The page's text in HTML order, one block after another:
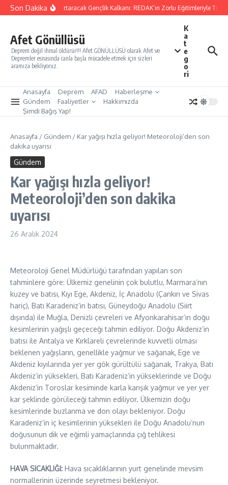
İçeriğe atla
Son DakikaYarınları Kurtaracak Gençlik Kalkanı: REDAK’ın Zorlu Eğitimleriyle
Afet Gönüllüsü
Deprem değil ihmal öldürür!!! Afet GÖNÜLLÜSÜ olarak Afet ve
Depremler esnasında canla başla mücadele etmek için sizleri
aramıza bekliyoruz.
K
a
t
e
g
o
ri
Anasayfa Deprem AFAD
Haberleşme
Gündem
Faaliyetler
Hakkımızda
Şimdi Bağış Yap!
Anasayfa / Gündem / Kar yağışı hızla geliyor! Meteoroloji’den son
dakika uyarısı
Gündem
Kar yağışı hızla geliyor!
Meteoroloji’den son dakika
uyarısı
26 Aralık 2024
Meteoroloji Genel Müdürlüğü tarafından yapılan son
tahminlere göre: Ülkemiz genelinin çok bulutlu, Marmara’nın
kuzey ve batısı, Kıyı Ege, Akdeniz, İç Anadolu (Çankırı ve Sivas
hariç), Batı Karadeniz’in batısı, Güneydoğu Anadolu (Siirt
dışında) ile Muğla, Denizli çevreleri ve Afyonkarahisar’ın doğu
kesimlerinin yağışlı geçeceği tahmin ediliyor. Doğu Akdeniz’in
batısı ile Antalya ve Kırklareli çevrelerinde kuvvetli olması
beklenen yağışların, genellikle yağmur ve sağanak, Ege ve
Akdeniz kıyılarında yer yer gök gürültülü sağanak, Trakya, Batı
Akdeniz’in yüksekleri, Batı Karadeniz’in yükseklerinde ve Doğu
Akdeniz’in Toroslar kesiminde karla karışık yağmur ve yer yer
kar şeklinde görüleceği tahmin ediliyor. Ülkemizin doğu
kesimlerinde buzlanma ve don olayı bekleniyor. Doğu
Karadeniz’in iç kesimlerinin yüksekleri ile Doğu Anadolu’nun
doğusunun dik ve eğimli yamaçlarında çığ tehlikesi
bulunmaktadır.
HAVA SICAKLIĞI: Hava sıcaklıklarının yurt genelinde mevsim
normallerinin üzerinde seyretmesi bekleniyor.